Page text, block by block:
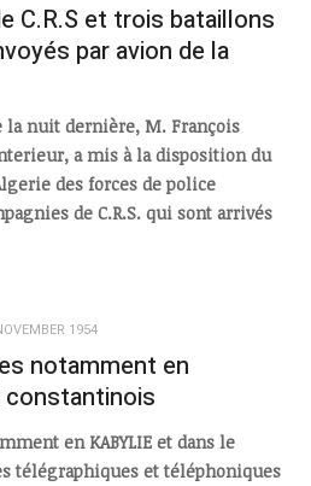
C.R.S et trois bataillons
par avion de la
la nuit dernière, M. François
a mis à la disposition du
des forces de police
de C.R.S. qui sont arrivés
1954
notamment en
constantinois
en KABYLIE et dans le
télégraphiques et téléphoniques